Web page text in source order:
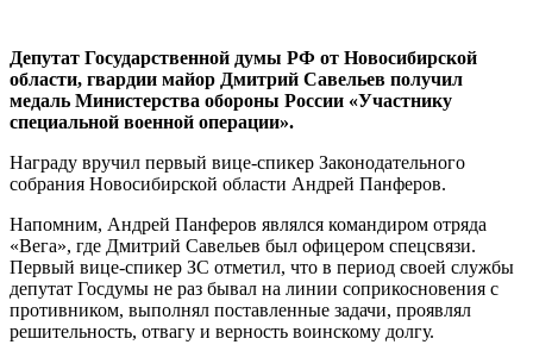
Депутат Государственной думы РФ от Новосибирской
области, гвардии майор Дмитрий Савельев получил
медаль Министерства обороны России «Участнику
специальной военной операции».
Награду вручил первый вице-спикер Законодательного
собрания Новосибирской области Андрей Панферов.
Напомним, Андрей Панферов являлся командиром отряда
«Вега», где Дмитрий Савельев был офицером спецсвязи.
Первый вице-спикер ЗС отметил, что в период своей службы
депутат Госдумы не раз бывал на линии соприкосновения с
противником, выполнял поставленные задачи, проявлял
решительность, отвагу и верность воинскому долгу.